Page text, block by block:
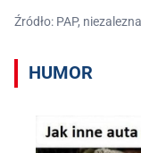
Źródło: PAP,
HUMOR